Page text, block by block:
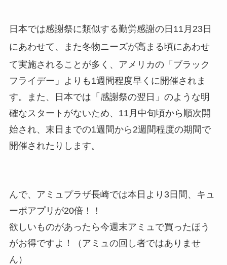
日本では感謝祭に類似する勤労感謝の日11月23日
にあわせて 、また冬物ニーズが高まる頃にあわせ
て実施されることが多く、アメリカの「ブラック
フライデー」よりも1週間程度早くに開催されま
す。また、日本では「感謝祭の翌日」のような明
確なスタートがないため、11月中旬頃から順次開
始され、末日までの1週間から2週間程度の期間で
開催されたりします。
んで、アミュプラザ長崎では本日より3日間、キュ
ーポアプリが20倍！！
欲しいものがあったら今週末アミュで買ったほう
がお得ですよ！（アミュの回し者ではありませ
ん）